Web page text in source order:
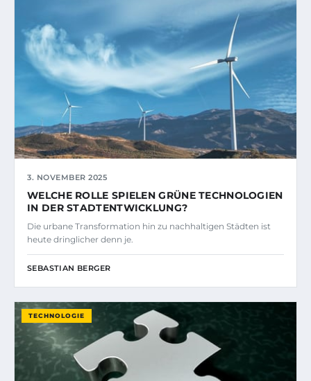
3. NOVEMBER 2025
WELCHE ROLLE SPIELEN GRÜNE TECHNOLOGIEN
IN DER STADTENTWICKLUNG?
Die urbane Transformation hin zu nachhaltigen Städten ist
heute dringlicher denn je.
SEBASTIAN BERGER
TECHNOLOGIE